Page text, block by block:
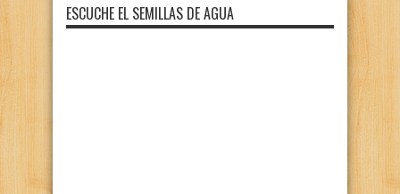
ESCUCHE EL SEMILLAS DE AGUA